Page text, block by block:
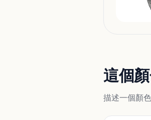
這個
描述一個顏